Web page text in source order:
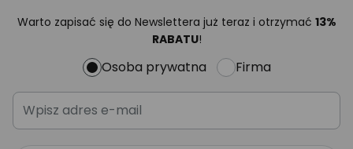
Warto zapisać się do Newslettera już teraz i otrzymać 13%
RABATU!
Osoba prywatna Firma